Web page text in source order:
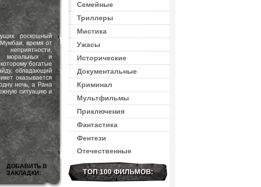
роскошный
время от
моральных и
богатые
обладающий
оказывается
ночь, а Рана
ситуацию и
ДОБАВИТЬ В
ЗАКЛАДКИ:
Семейные
Триллеры
Мистика
Ужасы
Исторические
Документальные
Криминал
Мультфильмы
Приключения
Фантастика
Фентези
Отечественные
ТОП 100 ФИЛЬМОВ: